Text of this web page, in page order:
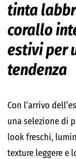
tinta
corallo
estivi per
tendenza
Con l’arrivo
una selezione di
look freschi,
texture leggere e